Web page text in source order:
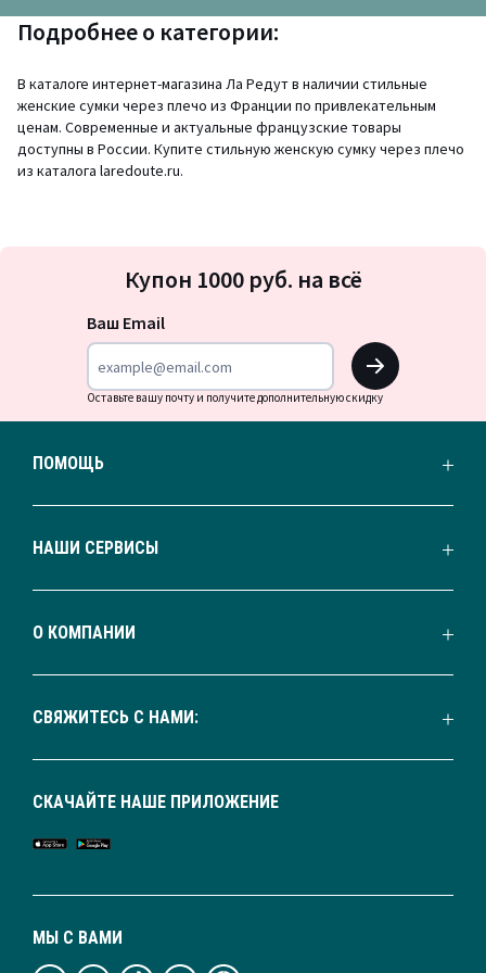
Подробнее о категории:
В каталоге интернет-магазина Ла Редут в наличии стильные
женские сумки через плечо из Франции по привлекательным
ценам. Современные и актуальные французские товары
доступны в России. Купите стильную женскую сумку через плечо
из каталога laredoute.ru.
на
Купон 1000 руб. на всё
Ваш Email
OK
Оставьте вашу почту и получите дополнительную скидку
ПОМОЩЬ
НАШИ СЕРВИСЫ
О КОМПАНИИ
СВЯЖИТЕСЬ С НАМИ:
МЫ С ВАМИ
СКАЧАЙТЕ НАШЕ ПРИЛОЖЕНИЕ